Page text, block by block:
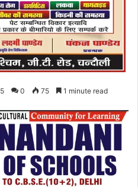
0 75 1 minute read